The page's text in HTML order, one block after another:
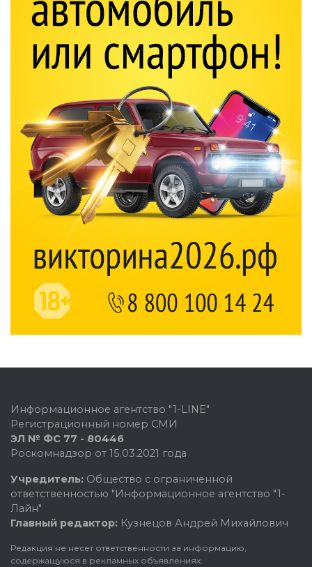
Информационное агентство "1-LINE"
Регистрационный номер СМИ
ЭЛ № ФС 77 - 80446
Роскомнадзор от 15.03.2021 года
Учредитель: Общество с ограниченной
ответственностью "Информационное агентство "1-
Лайн"
Главный редактор: Кузнецов Андрей Михайлович
Редакция не несет ответственности за информацию,
содержащуюся в рекламных объявлениях.